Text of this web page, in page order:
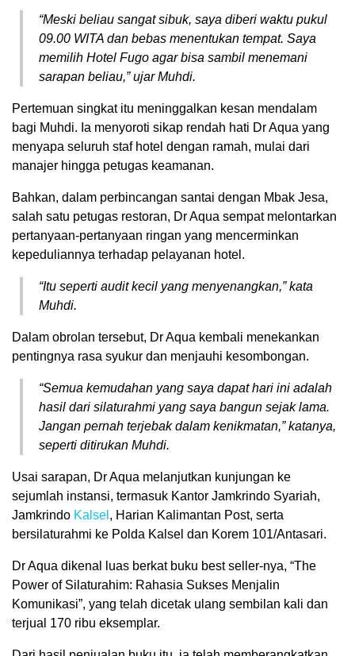
“Meski beliau sangat sibuk, saya diberi waktu pukul
09.00 WITA dan bebas menentukan tempat. Saya
memilih Hotel Fugo agar bisa sambil menemani
sarapan beliau,”ujar Muhdi.
Pertemuan singkat itu meninggalkan kesan mendalam
bagi Muhdi. Ia menyoroti sikap rendah hati Dr Aqua yang
menyapa seluruh staf hotel dengan ramah, mulai dari
manajer hingga petugas keamanan.
Bahkan, dalam perbincangan santai dengan Mbak Jesa,
salah satu petugas restoran, Dr Aqua sempat melontarkan
pertanyaan-pertanyaan ringan yang mencerminkan
kepeduliannya terhadap pelayanan hotel.
“Itu seperti audit kecil yang menyenangkan,”kata
Muhdi.
Dalam obrolan tersebut, Dr Aqua kembali menekankan
pentingnya rasa syukur dan menjauhi kesombongan.
“Semua kemudahan yang saya dapat hari ini adalah
hasil dari silaturahmi yang saya bangun sejak lama.
Jangan pernah terjebak dalam kenikmatan,”katanya,
seperti ditirukan Muhdi.
Usai sarapan, Dr Aqua melanjutkan kunjungan ke
sejumlah instansi, termasuk Kantor Jamkrindo Syariah,
Jamkrindo Kalsel , Harian Kalimantan Post, serta
bersilaturahmi ke Polda Kalsel dan Korem 101/Antasari.
Dr Aqua dikenal luas berkat buku best seller-nya, “The
Power of Silaturahim: Rahasia Sukses Menjalin
Komunikasi”, yang telah dicetak ulang sembilan kali dan
terjual 170 ribu eksemplar.